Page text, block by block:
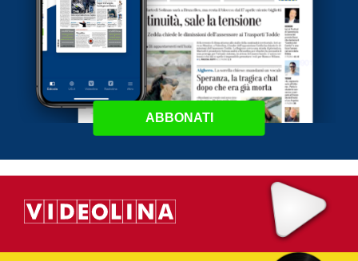
ABBONATI